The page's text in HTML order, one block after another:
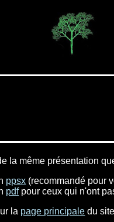
la même présentation
ppsx (recommandé pour
pdfpour ceux qui n'ont
la page principale du